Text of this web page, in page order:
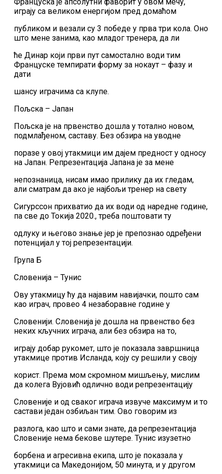
играју са великом енергијом пред домаћом
публиком и везали су 3 победе у прва три кола. Оно
што мене занима, као младог тренера, да ли
ће Динар који први пут самостално води тим
Француске темпирати форму за нокаут – фазу и
дати
шансу играчима са клупе.
Пољска – Јапан
Пољска је на првенство дошла у тотално новом,
подмлађеном, саставу. Без обзира на уводне
поразе у овој утакмици им дајем предност у односу
на Јапан. Репрезентација Јапана је за мене
непознаница, нисам имао прилику да их гледам,
али сматрам да ако је најбољи тренер на свету
Сигурссон прихватио да их води од наредне године,
па све до Токија 2020., треба поштовати ту
одлуку и његово знање јер је препознао одређени
потенцијал у тој репрезентацији.
Група Б
Словенија – Тунис
Ову утакмицу ћу да најавим навијачки, пошто сам
као играч, провео 4 незаборавне године у
Словенији. Словенија је дошла на првенство без
неких кључних играча, али без обзира на то,
играју добар рукомет, што је показала завршница
утакмице против Исланда, коју су решили у своју
корист. Према мом скромном мишљењу, мислим
да колега Вујовић одлично води репрезентацију
Словеније и од сваког играча извуче максимум и то
састави један озбиљан тим. Ово говорим из
разлога, као што и сами знате, да репрезентација
Словеније нема бекове шутере. Тунис изузетно
борбена и агресивна екипа, што је показала у
утакмици са Македонијом, 50 минута, и у другом